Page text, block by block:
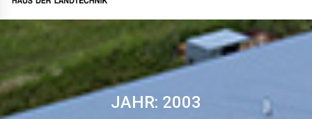
JAHR: 2003